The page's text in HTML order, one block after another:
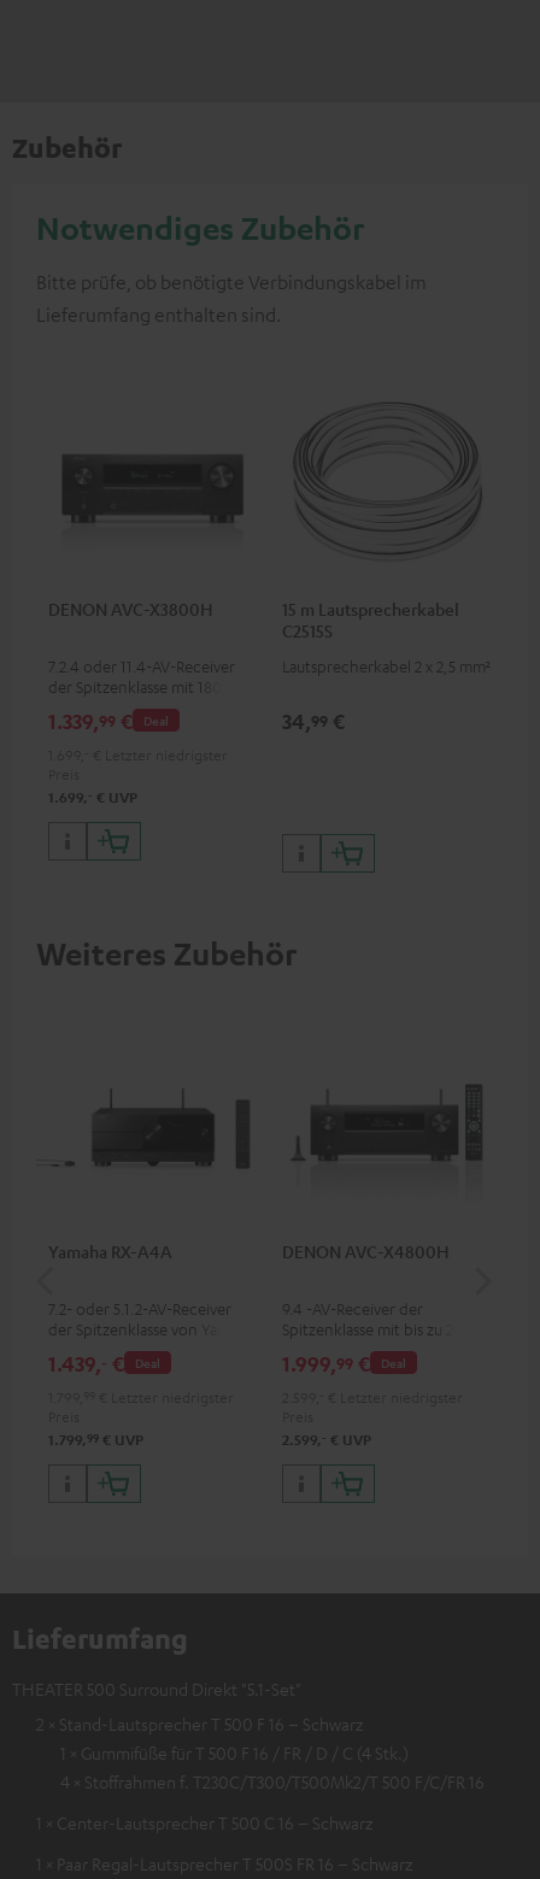
Zubehör
Notwendiges Zubehör
Bitte prüfe, ob benötigte Verbindungskabel im
Lieferumfang enthalten sind.
DENON AVC-X3800H
7.2.4 oder 11.4-AV-Receiver
der Spitzenklasse mit 180 Watt
Ausgangsleistung pro Kanal
Deal
1.339,99 €
1.699, ‐ € UVP
15 m Lautsprecherkabel
C2515S
Lautsprecherkabel 2 x 2,5 mm²
34,99 €
Weiteres Zubehör
Yamaha RX-A4A
7.2- oder 5.1.2-AV-Receiver
der Spitzenklasse von Yamaha
mit 135 W Ausgangsleistung
pro Kanal (8 Ohm, 0.9 %
Deal
1.439,‐ €
1.799, 99 € UVP
DENON AVC-X4800H
9.4 -AV-Receiver der
Spitzenklasse mit bis zu 200
Watt Ausgangsleistung pro
Kanal, unterstützt 11.4-Kanal-
Deal
1.999,99 €
2.599, ‐ € UVP
Lieferumfang
THEATER 500 Surround Direkt "5.1-Set"
2 × Stand-Lautsprecher T 500 F 16 – Schwarz
1 × Gummifüße für T 500 F 16 / FR / D / C (4 Stk.)
4 × Stoffrahmen f. T230C/T300/T500Mk2/T 500 F/C/FR 16
1 × Center-Lautsprecher T 500 C 16 – Schwarz
1 × Paar Regal-Lautsprecher T 500S FR 16 – Schwarz